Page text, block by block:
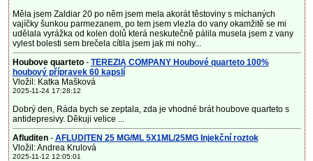
Měla jsem Zaldiar 20 po něm jsem mela akorát těstoviny s míchaných
vajíčky šunkou parmezanem, po tem jsem vlezla do vany okamžitě se mi
udělala vyrážka od kolen dolů která neskutečně pálila musela jsem z vany
vylest bolesti sem brečela cítila jsem jak mi nohy...
Houbove quarteto- TEREZIA COMPANY Houbové quarteto 100%
houbový přípravek 60 kapslí
Vložil: Katka Mašková
2025-11-24 17:28:12
Dobrý den, Ráda bych se zeptala, zda je vhodné brát houbove quarteto s
antidepresivy. Děkuji velice ...
Afluditen- AFLUDITEN 25 MG/ML 5X1ML/25MG Injekční roztok
Vložil: Andrea Krulová
2025-11-12 12:05:01